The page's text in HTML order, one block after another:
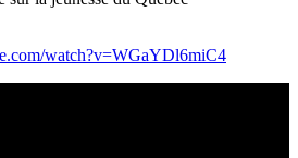
watch?v=WGaYDl6miC4